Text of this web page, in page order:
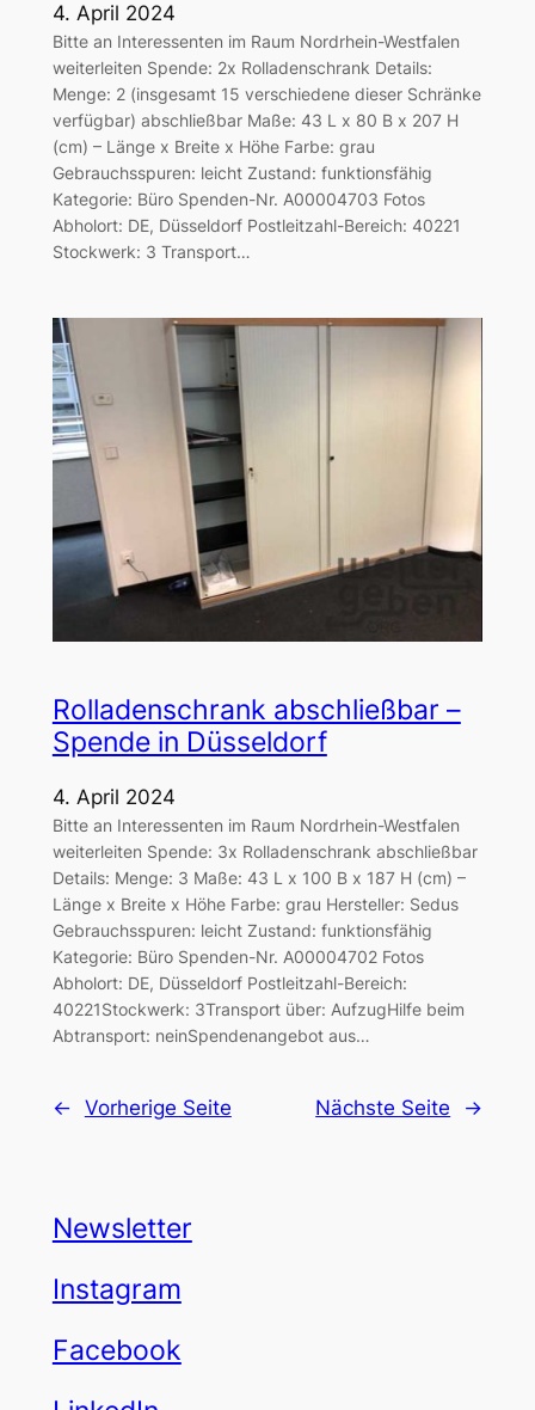
4. April 2024
Bitte an Interessenten im Raum Nordrhein-Westfalen
weiterleiten Spende: 2x Rolladenschrank Details:
Menge: 2 (insgesamt 15 verschiedene dieser Schränke
verfügbar) abschließbar Maße: 43 L x 80 B x 207 H
(cm) – Länge x Breite x Höhe Farbe: grau
Gebrauchsspuren: leicht Zustand: funktionsfähig
Kategorie: Büro Spenden-Nr. A00004703 Fotos
Abholort: DE, Düsseldorf Postleitzahl-Bereich: 40221
Stockwerk: 3 Transport…
Rolladenschrank abschließbar –
Spende in Düsseldorf
4. April 2024
Bitte an Interessenten im Raum Nordrhein-Westfalen
weiterleiten Spende: 3x Rolladenschrank abschließbar
Details: Menge: 3 Maße: 43 L x 100 B x 187 H (cm) –
Länge x Breite x Höhe Farbe: grau Hersteller: Sedus
Gebrauchsspuren: leicht Zustand: funktionsfähig
Kategorie: Büro Spenden-Nr. A00004702 Fotos
Abholort: DE, Düsseldorf Postleitzahl-Bereich:
40221Stockwerk: 3Transport über: AufzugHilfe beim
Abtransport: neinSpendenangebot aus…
← Vorherige Seite Nächste Seite →
Newsletter
Instagram
Facebook